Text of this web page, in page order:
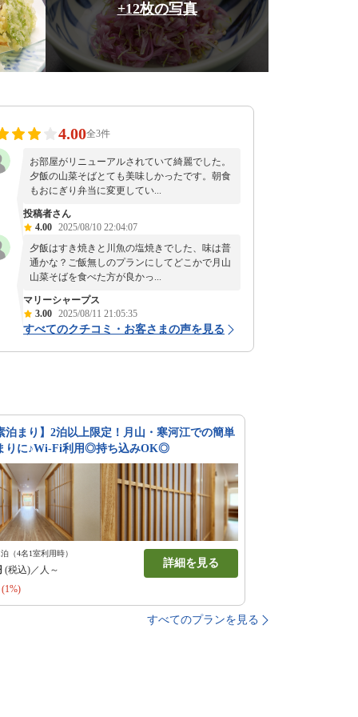
+12枚の写真
4.00全3件
お部屋がリニューアルされていて綺麗でした。
夕飯の山菜そばとても美味しかったです。朝食
もおにぎり弁当に変更してい...
投稿者さん
4.00 2025/08/10 22:04:07
夕飯はすき焼きと川魚の塩焼きでした、味は普
通かな？ご飯無しのプランにしてどこかで月山
山菜そばを食べた方が良かっ...
マリーシャープス
3.00 2025/08/11 21:05:35
すべてのクチコミ・お客さまの声を見る
泊まり】2泊以上限定！月山・寒河江での簡単
りに♪Wi-Fi利用◎持ち込みOK◎
（4名1室利用時）
(税込)／人～
詳細を見る
すべてのプランを見る